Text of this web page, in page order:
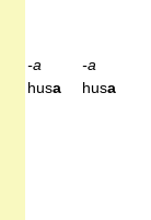
-a
husa
-a
husa